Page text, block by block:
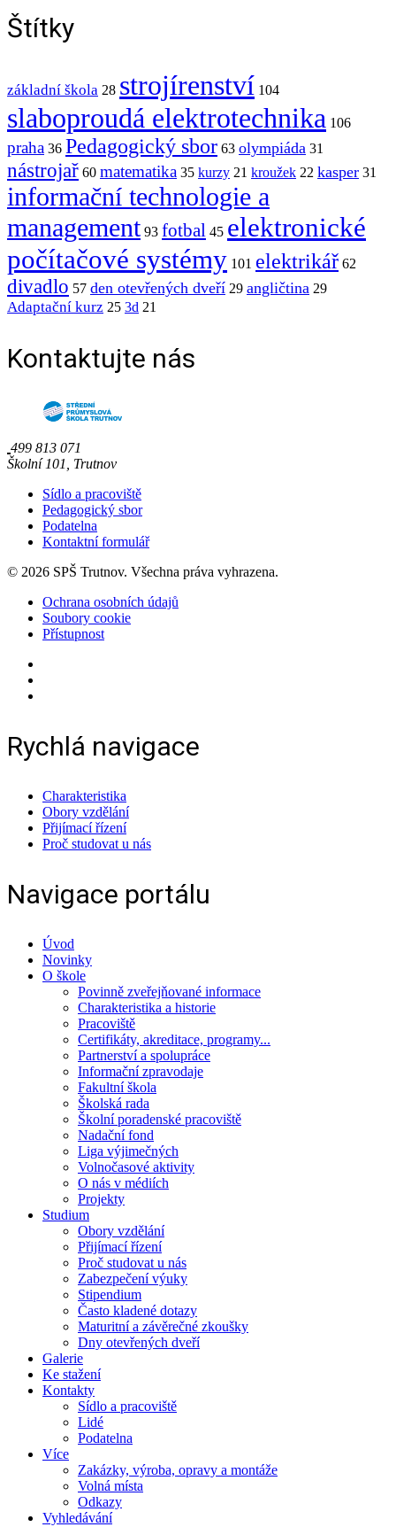
Štítky
základní škola 28 strojírenství 104
slaboproudá elektrotechnika 106
praha 36 Pedagogický sbor 63 olympiáda 31
nástrojař 60 matematika 35 kurzy 21 kroužek 22 kasper 31
informační technologie a
management 93 fotbal 45 elektronické
počítačové systémy 101 elektrikář 62
divadlo 57 den otevřených dveří 29 angličtina 29
Adaptační kurz 25 3d 21
Kontaktujte nás
499 813 071
Školní 101, Trutnov
Sídlo a pracoviště
Pedagogický sbor
Podatelna
Kontaktní formulář
© 2026 SPŠ Trutnov. Všechna práva vyhrazena.
Ochrana osobních údajů
Soubory cookie
Přístupnost
Rychlá navigace
Charakteristika
Obory vzdělání
Přijímací řízení
Proč studovat u nás
Navigace portálu
Úvod
Novinky
O škole
Povinně zveřejňované informace
Charakteristika a historie
Pracoviště
Certifikáty, akreditace, programy...
Partnerství a spolupráce
Informační zpravodaje
Fakultní škola
Školská rada
Školní poradenské pracoviště
Nadační fond
Liga výjimečných
Volnočasové aktivity
O nás v médiích
Projekty
Studium
Obory vzdělání
Přijímací řízení
Proč studovat u nás
Zabezpečení výuky
Stipendium
Často kladené dotazy
Maturitní a závěrečné zkoušky
Dny otevřených dveří
Galerie
Ke stažení
Kontakty
Sídlo a pracoviště
Lidé
Podatelna
Více
Zakázky, výroba, opravy a montáže
Volná místa
Odkazy
Vyhledávání